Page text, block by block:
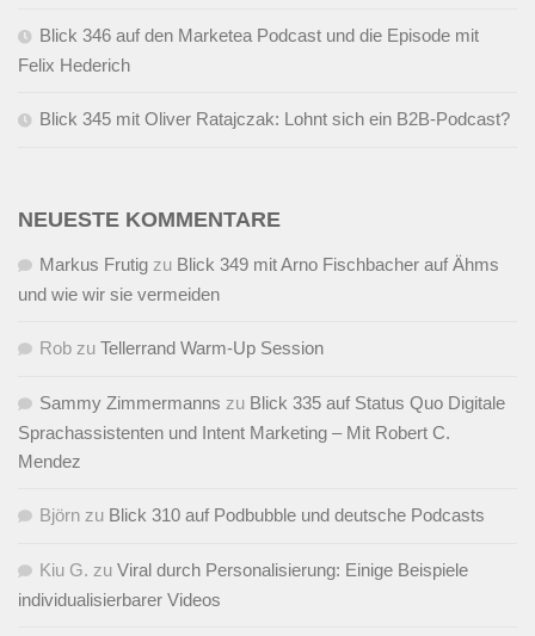
Blick 346 auf den Marketea Podcast und die Episode mit
Felix Hederich
Blick 345 mit Oliver Ratajczak: Lohnt sich ein B2B-Podcast?
NEUESTE KOMMENTARE
Markus Frutig zu Blick 349 mit Arno Fischbacher auf Ähms
und wie wir sie vermeiden
Rob zu Tellerrand Warm-Up Session
Sammy Zimmermanns zu Blick 335 auf Status Quo Digitale
Sprachassistenten und Intent Marketing – Mit Robert C.
Mendez
Björn zu Blick 310 auf Podbubble und deutsche Podcasts
Kiu G. zu Viral durch Personalisierung: Einige Beispiele
individualisierbarer Videos